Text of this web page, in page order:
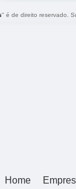
" é de direito reservado.
Home